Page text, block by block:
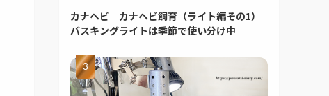
カナヘビ カナヘビ飼育（ライト編その1）
バスキングライトは季節で使い分け中